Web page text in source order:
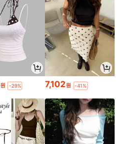
원 -29% 7,102원 -41%